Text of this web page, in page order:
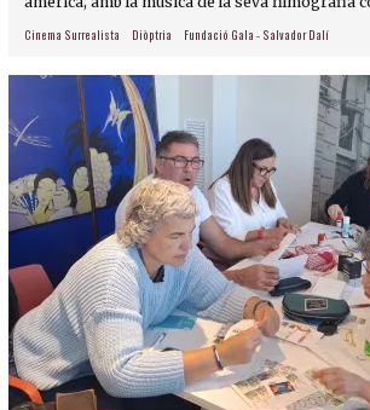
Cinema Surrealista Diòptria Fundació Gala - Salvador Dalí